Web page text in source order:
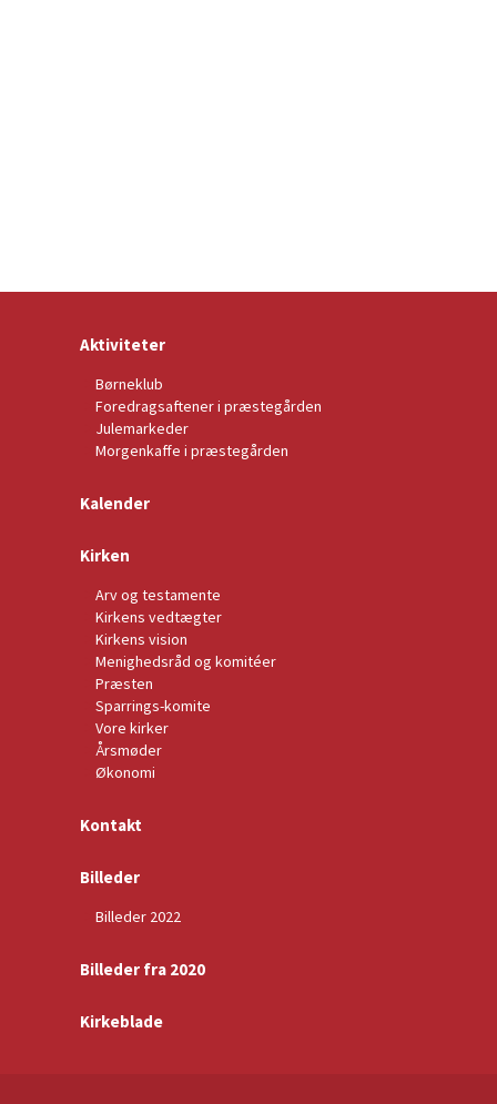
Aktiviteter
Børneklub
Foredragsaftener i præstegården
Julemarkeder
Morgenkaffe i præstegården
Kalender
Kirken
Arv og testamente
Kirkens vedtægter
Kirkens vision
Menighedsråd og komitéer
Præsten
Sparrings-komite
Vore kirker
Årsmøder
Økonomi
Kontakt
Billeder
Billeder 2022
Billeder fra 2020
Kirkeblade